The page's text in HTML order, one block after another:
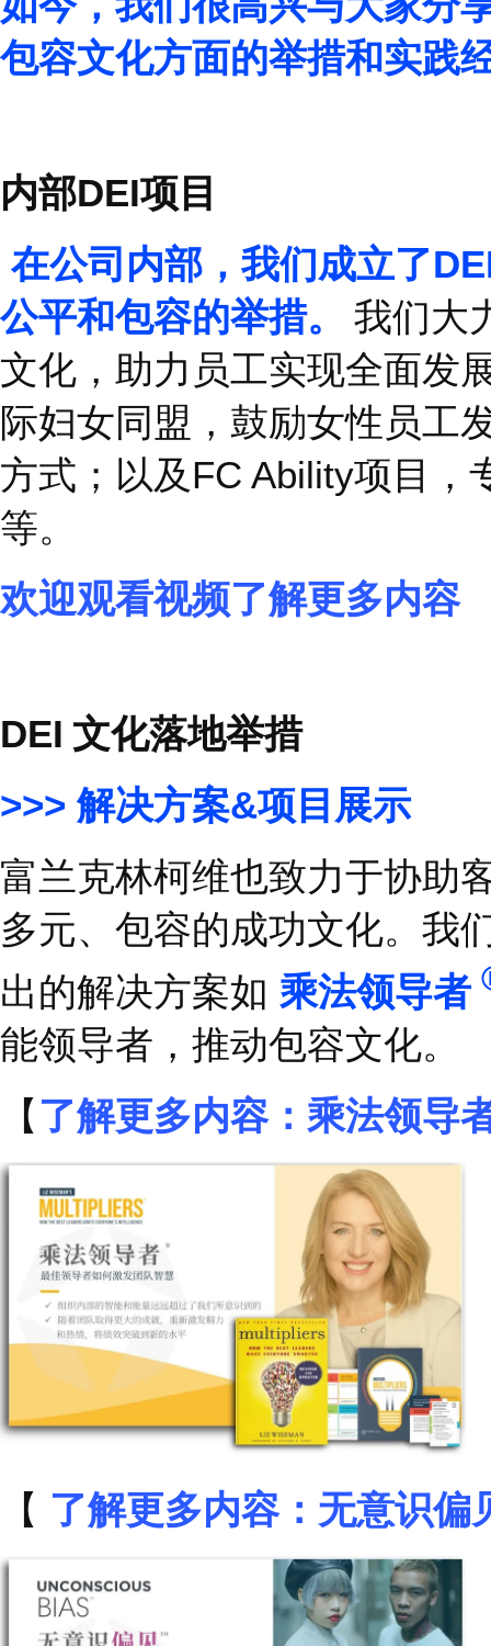
富兰克林柯维作为一家
要的作用。
如今，我们很高兴与大
包容文化方面的举措和
内部 DEI项目
在公司内部，我们成立
公平和包容的举措。 我
际妇女同盟，鼓励女性
方式；以及FC Ability
等。
欢迎观看视频了解更多
DEI 文化落地举措
>>>解决方案
项目展示
富兰克林柯维也致力于
多元、包容的成功文化
出的解决方案如 乘法领
能领导者，推动包容文
【了解更多内容：乘法